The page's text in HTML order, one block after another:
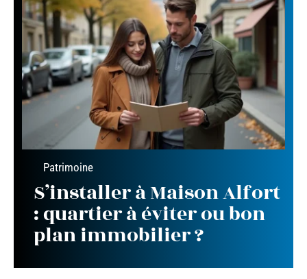
Patrimoine
S’installer à Maison Alfort
: quartier à éviter ou bon
plan immobilier ?